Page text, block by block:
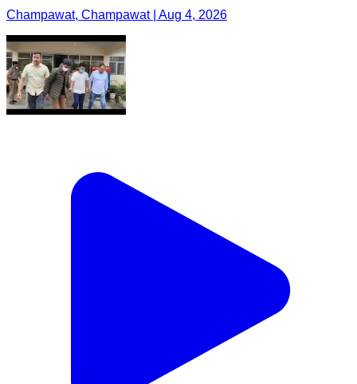
Champawat, Champawat | Aug 4, 2026